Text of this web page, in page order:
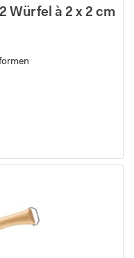
Würfel à 2 x 2 cm